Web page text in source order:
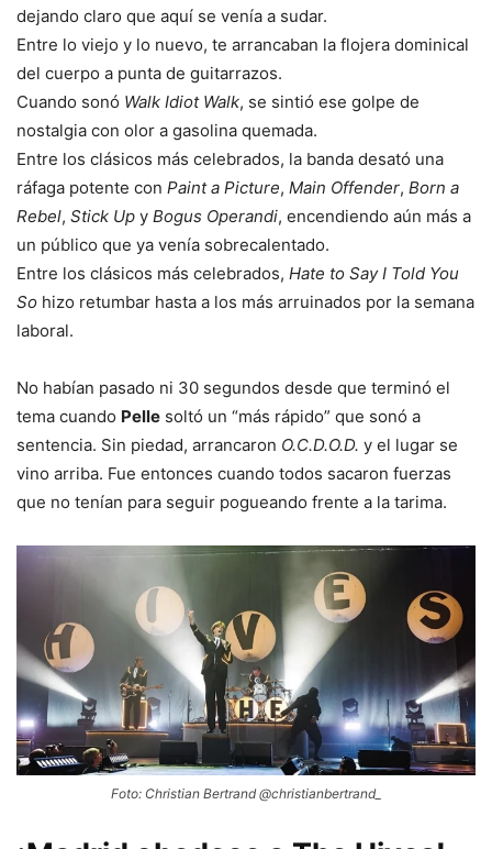
dejando claro que aquí se venía a sudar.
Entre lo viejo y lo nuevo, te arrancaban la flojera dominical
del cuerpo a punta de guitarrazos.
Cuando sonó Walk Idiot Walk, se sintió ese golpe de
nostalgia con olor a gasolina quemada.
Entre los clásicos más celebrados, la banda desató una
ráfaga potente con Paint a Picture, Main Offender, Born a
Rebel, Stick Up y Bogus Operandi, encendiendo aún más a
un público que ya venía sobrecalentado.
Entre los clásicos más celebrados, Hate to Say I Told You
So hizo retumbar hasta a los más arruinados por la semana
laboral.
No habían pasado ni 30 segundos desde que terminó el
tema cuando Pelle soltó un “más rápido” que sonó a
sentencia. Sin piedad, arrancaron O.C.D.O.D. y el lugar se
vino arriba. Fue entonces cuando todos sacaron fuerzas
que no tenían para seguir pogueando frente a la tarima.
Foto: Christian Bertrand @christianbertrand_